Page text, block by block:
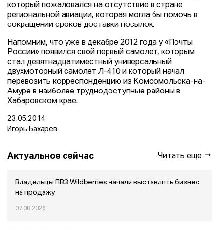
который пожаловался на отсутствие в стране
региональной авиации, которая могла бы помочь в
сокращении сроков доставки посылок.
Напомним, что уже в декабре 2012 года у «Почты
России» появился свой первый самолет, которым
стал девятнадцатиместный универсальный
двухмоторный самолет Л-410 и который начал
перевозить корреспонденцию из Комсомольска-на-
Амуре в наиболее труднодоступные районы в
Хабаровском крае.
23.05.2014
Игорь Бахарев
Актуальное сейчас Читать еще
Владельцы ПВЗ Wildberries начали выставлять бизнес
на продажу
07.08.2026